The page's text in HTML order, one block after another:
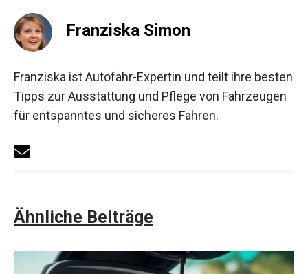
Franziska Simon
Franziska ist Autofahr-Expertin und teilt ihre besten
Tipps zur Ausstattung und Pflege von Fahrzeugen
für entspanntes und sicheres Fahren.
Ähnliche Beiträge